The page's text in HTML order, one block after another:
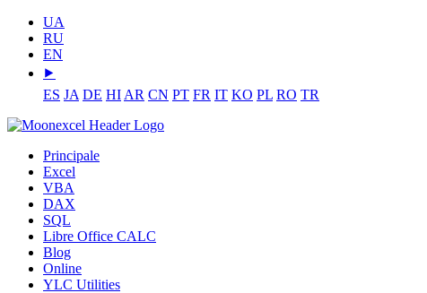
UA
RU
EN
⯈
ES JA DE HI AR CN PT FR IT KO PL RO TR
Principale
Excel
VBA
DAX
SQL
Libre Office CALC
Blog
Online
YLC Utilities